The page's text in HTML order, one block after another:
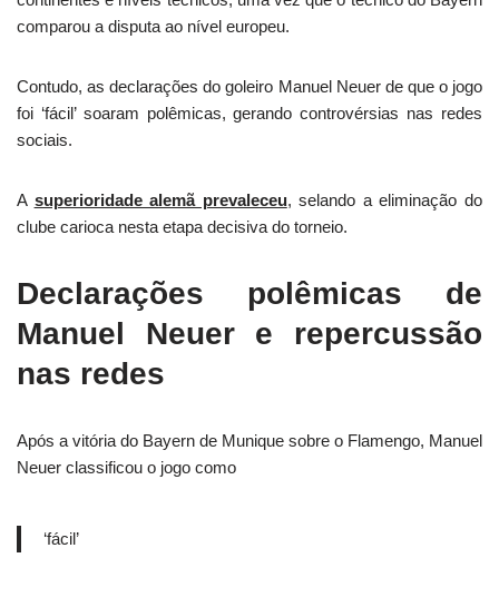
comparou a disputa ao nível europeu.
Contudo, as declarações do goleiro Manuel Neuer de que o jogo
foi ‘fácil’ soaram polêmicas, gerando controvérsias nas redes
sociais.
A superioridade alemã prevaleceu, selando a eliminação do
clube carioca nesta etapa decisiva do torneio.
Declarações polêmicas de
Manuel Neuer e repercussão
nas redes
Após a vitória do Bayern de Munique sobre o Flamengo, Manuel
Neuer classificou o jogo como
‘fácil’